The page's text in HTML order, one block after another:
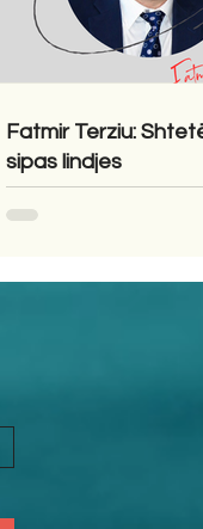
Fatmir Terziu:
sipas lindjes